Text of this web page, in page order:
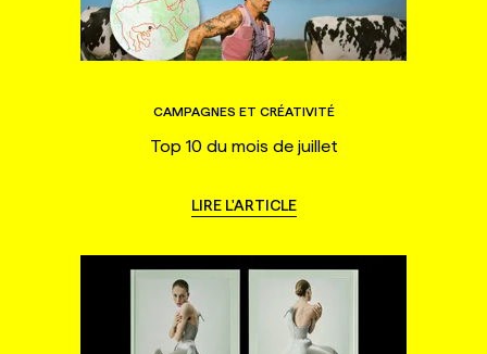
CAMPAGNES ET CRÉATIVITÉ
Top 10 du mois de juillet
LIRE L'ARTICLE